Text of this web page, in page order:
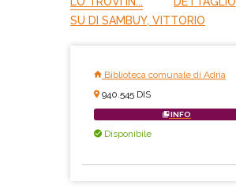
SU DI SAMBUY, VITTORIO
Biblioteca comunale di Adria
940.545 DIS
INFO
Disponibile